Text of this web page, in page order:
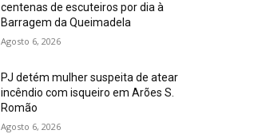
centenas de escuteiros por dia à
Barragem da Queimadela
Agosto 6, 2026
PJ detém mulher suspeita de atear
incêndio com isqueiro em Arões S.
Romão
Agosto 6, 2026